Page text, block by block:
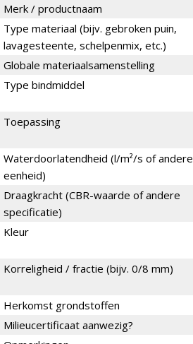
Merk / productnaam
Type materiaal (bijv. gebroken puin,
lavagesteente, schelpenmix, etc.)
Globale materiaalsamenstelling
Type bindmiddel
Toepassing
Waterdoorlatendheid (l/m²/s of andere
eenheid)
Draagkracht (CBR-waarde of andere
specificatie)
Kleur
Korreligheid / fractie (bijv. 0/8 mm)
Herkomst grondstoffen
Milieucertificaat aanwezig?